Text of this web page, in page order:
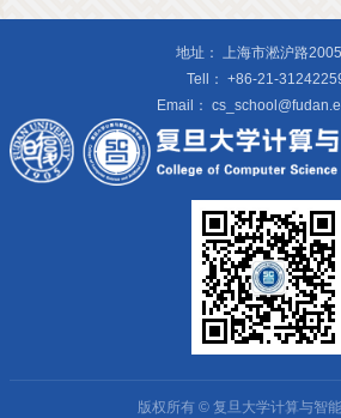
地址： 上海市淞沪路
Tell： +86-21-
Email：
版权所有 © 复旦大学计算与智